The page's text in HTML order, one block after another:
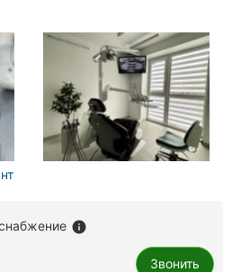
info
Звонить